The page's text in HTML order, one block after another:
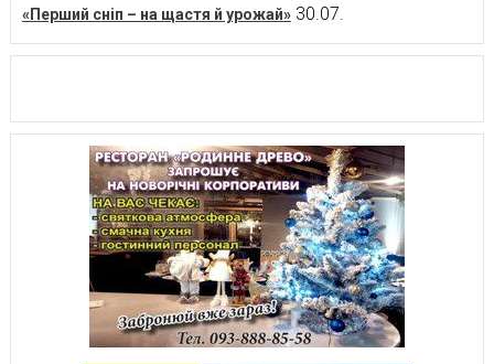
«Перший сніп – на щастя й урожай» 30.07.